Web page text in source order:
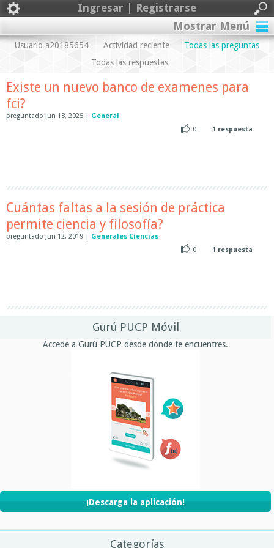
Ingresar | Registrarse
Mostrar Menú
Usuario a20185654 Actividad reciente
Todas las preguntas
Todas las respuestas
Existe un nuevo banco de examenes para
fci?
preguntado Jun 18, 2025 | General
0
1 respuesta
Cuántas faltas a la sesión de práctica
permite ciencia y filosofía?
preguntado Jun 12, 2019 | Generales Ciencias
0
1 respuesta
Gurú PUCP Móvil
Accede a Gurú PUCP desde donde te encuentres.
¡Descarga la aplicación!
Categorías